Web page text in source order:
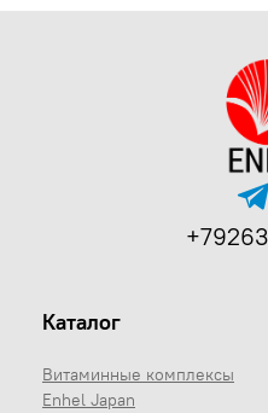
Каталог
Витаминные комплексы
Enhel Japan